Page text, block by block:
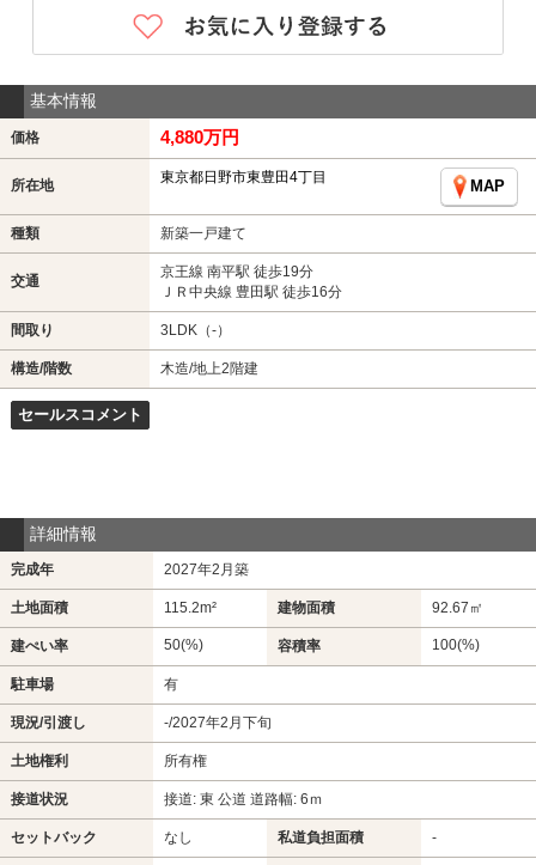
基本情報
価格 4,880万円
所在地 東京都日野市東豊田4丁目
MAP
種類 新築一戸建て
交通
京王線 南平駅 徒歩19分
ＪＲ中央線 豊田駅 徒歩16分
間取り 3LDK（-）
構造/階数 木造/地上2階建
セールスコメント
詳細情報
完成年 2027年2月築
土地面積 115.2m² 建物面積 92.67㎡
建ぺい率 50(%) 容積率 100(%)
駐車場 有
現況/引渡し -/2027年2月下旬
土地権利 所有権
接道状況 接道: 東 公道 道路幅: 6ｍ
セットバック なし 私道負担面積 -